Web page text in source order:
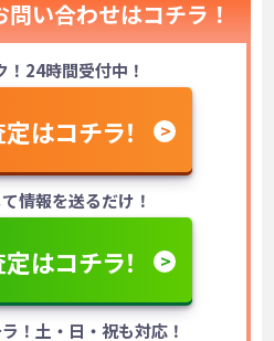
問い合わせはコチラ！
！24時間受付中！
はコチラ！
情報を送るだけ！
はコチラ！
！土・日・祝も対応！